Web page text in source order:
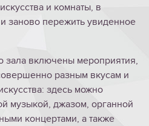
и комнаты, в
заново пережить увиденное
зала включены мероприятия,
разным вкусам и
здесь можно
музыкой, джазом, органной
концертами, а также